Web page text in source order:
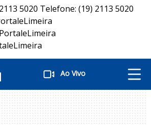
Ao Vivo
5020 Telefone: (19) 2113 5020